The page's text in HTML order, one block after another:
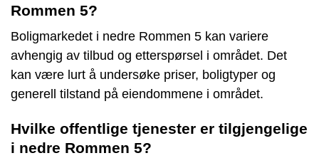
Rommen 5?
Boligmarkedet i nedre Rommen 5 kan variere
avhengig av tilbud og etterspørsel i området. Det
kan være lurt å undersøke priser, boligtyper og
generell tilstand på eiendommene i området.
Hvilke offentlige tjenester er tilgjengelige
i nedre Rommen 5?